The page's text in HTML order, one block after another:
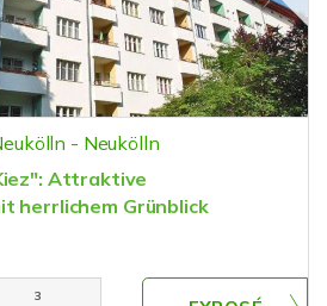
- Neukölln
Attraktive
herrlichem Grünblick
3